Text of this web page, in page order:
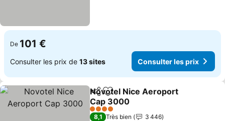
De 101 €
Consulter les prix de 13 sites Consulter les prix
PartagerAjouter à mes favoris
Novotel Nice Aeroport
Cap 3000
Consulter les prix
4 Étoiles
8,1 Très bien
3 446